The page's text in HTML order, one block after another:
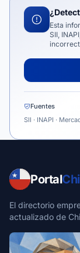
Esta
SII,
Fuentes
SII · INAPI ·
Portal
El directorio
actualizado de